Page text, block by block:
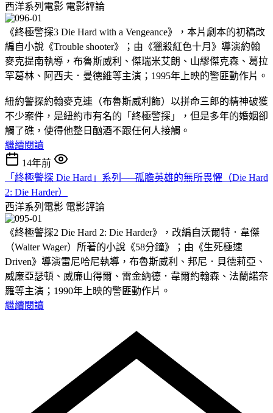
西洋系列電影 電影評論
《終極警探3 Die Hard with a Vengeance》，本片劇本的初稿改
編自小說《Trouble shooter》；由《獵殺紅色十月》導演約翰
麥克提南執導，布魯斯威利、傑瑞米艾朗、山繆傑克森、葛拉
罕葛林、阿西夫．曼德維等主演；1995年上映的警匪動作片。
紐約警探約翰麥克連（布魯斯威利飾）以拼命三郎的精神破獲
不少案件，是紐約巿有名的「終極警探」，但是多年的婚姻卻
觸了礁，使得他整日酗酒不跟任何人接觸。
繼續閱讀
14年前
「終極警探 Die Hard」系列──孤膽英雄的無所畏懼（Die Hard
2: Die Harder）
西洋系列電影 電影評論
《終極警探2 Die Hard 2: Die Harder》，改編自沃爾特．韋傑
（Walter Wager）所著的小說《58分鐘》；由《生死極速
Driven》導演雷尼哈尼執導，布魯斯威利、邦尼．貝德莉亞、
威廉亞瑟頓、威廉山得爾、雷金納德．韋爾約翰森、法蘭諾奈
羅等主演；1990年上映的警匪動作片。
繼續閱讀